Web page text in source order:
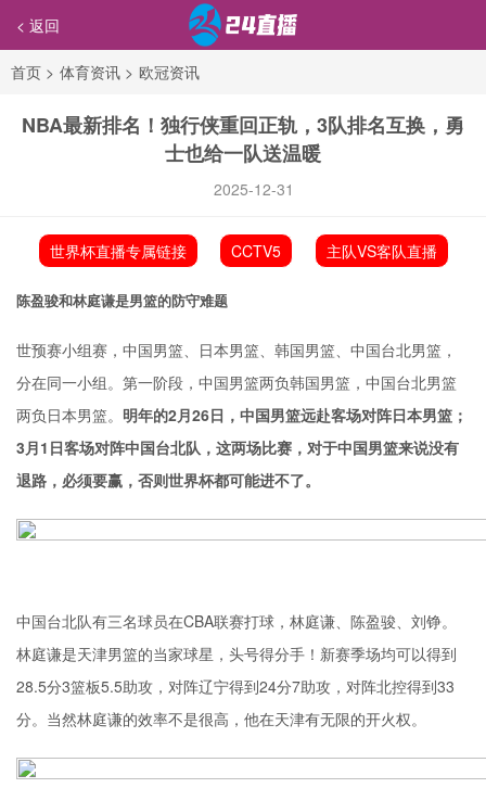
< 返回
首页 > 体育资讯 > 欧冠资讯
NBA最新排名！独行侠重回正轨，3队排名互换，勇
士也给一队送温暖
2025-12-31
世界杯直播专属链接 CCTV5 主队VS客队直播
陈盈骏和林庭谦是男篮的防守难题
世预赛小组赛，中国男篮、日本男篮、韩国男篮、中国台北男篮，
分在同一小组。第一阶段，中国男篮两负韩国男篮，中国台北男篮
两负日本男篮。 明年的2月26日，中国男篮远赴客场对阵日本男篮；
3月1日客场对阵中国台北队，这两场比赛，对于中国男篮来说没有
退路，必须要赢，否则世界杯都可能进不了。
中国台北队有三名球员在CBA联赛打球，林庭谦、陈盈骏、刘铮。
林庭谦是天津男篮的当家球星，头号得分手！新赛季场均可以得到
28.5分3篮板5.5助攻，对阵辽宁得到24分7助攻，对阵北控得到33
分。当然林庭谦的效率不是很高，他在天津有无限的开火权。